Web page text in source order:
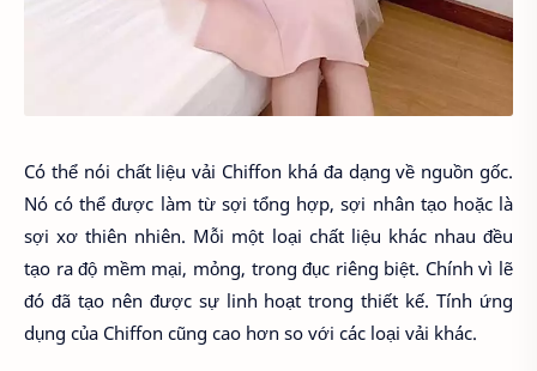
Có thể nói chất liệu vải Chiffon khá đa dạng về nguồn gốc.
Nó có thể được làm từ sợi tổng hợp, sợi nhân tạo hoặc là
sợi xơ thiên nhiên. Mỗi một loại chất liệu khác nhau đều
tạo ra độ mềm mại, mỏng, trong đục riêng biệt. Chính vì lẽ
đó đã tạo nên được sự linh hoạt trong thiết kế. Tính ứng
dụng của Chiffon cũng cao hơn so với các loại vải khác.